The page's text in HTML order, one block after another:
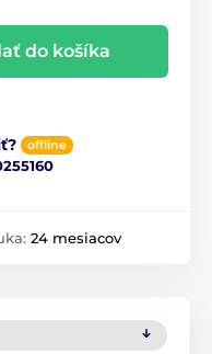
do košíka
offline
24 mesiacov